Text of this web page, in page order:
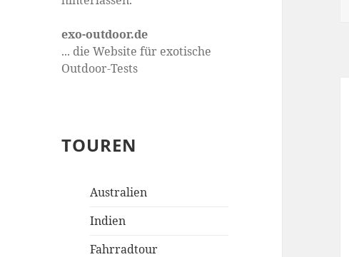
exo-outdoor.de
... die Website für exotische
Outdoor-Tests
TOUREN
Australien
Indien
Fahrradtour